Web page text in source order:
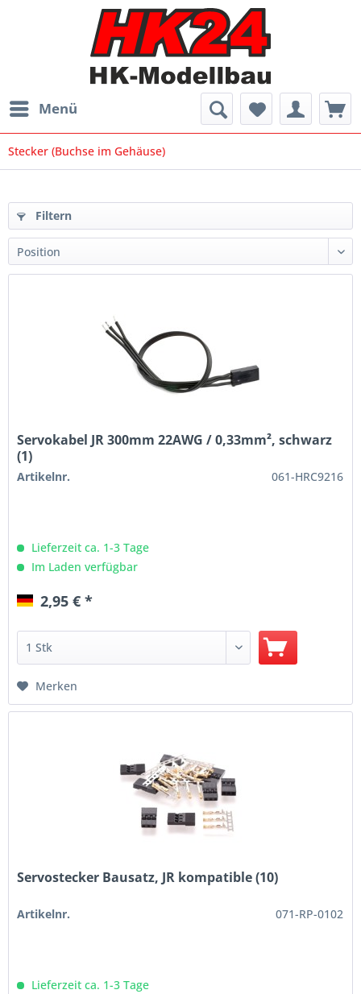
Menü
Stecker (Buchse im Gehäuse)
Filtern
Servokabel JR 300mm 22AWG / 0,33mm², schwarz
(1)
Artikelnr. 061-HRC9216
Lieferzeit ca. 1-3 Tage
Im Laden verfügbar
2,95 € *
Merken
Servostecker Bausatz, JR kompatible (10)
Artikelnr. 071-RP-0102
Lieferzeit ca. 1-3 Tage